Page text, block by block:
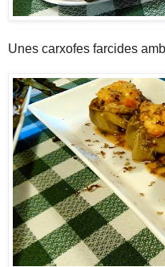
Unes carxofes farcides